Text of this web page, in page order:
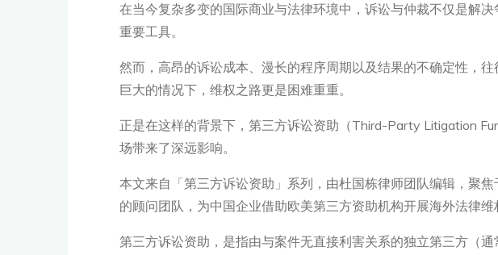
在当今复杂多变的国际商业与法律环境中，诉讼与仲裁不仅是解
重要工具。
然而，高昂的诉讼成本、漫长的程序周期以及结果的不确定性，
巨大的情况下，维权之路更是困难重重。
正是在这样的背景下，第三方诉讼资助（Third-Party Litigation
场带来了深远影响。
本文来自「第三方诉讼资助」系列，由杜国栋律师团队编辑，聚
的顾问团队，为中国企业借助欧美第三方资助机构开展海外法律维
第三方诉讼资助，是指由与案件无直接利害关系的独立第三方（